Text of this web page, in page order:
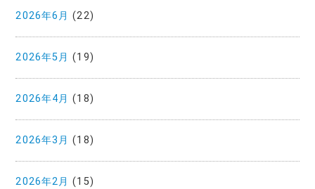
2026年6月 (22)
2026年5月 (19)
2026年4月 (18)
2026年3月 (18)
2026年2月 (15)